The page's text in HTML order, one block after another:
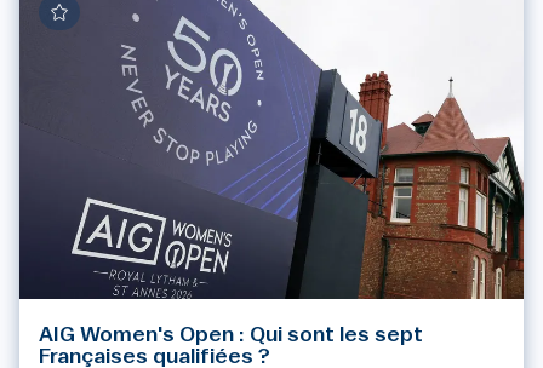
AIG Women's Open : Qui sont les sept
Françaises qualifiées ?